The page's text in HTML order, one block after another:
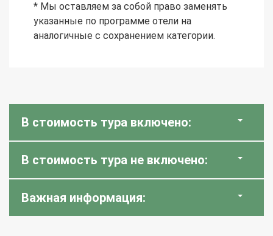
* Мы оставляем за собой право заменять
указанные по программе отели на
аналогичные с сохранением категории.
В стоимость тура включено:
В стоимость тура не включено:
Важная информация: